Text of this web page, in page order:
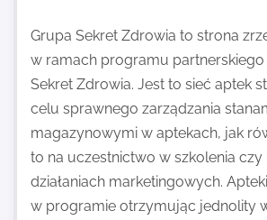
Najnowsze
Kontakt
Grupa Sekret Zdrowia to strona
w ramach programu
Sekret Zdrowia. Jest to sieć aptek
celu sprawnego zarządzania
magazynowymi w aptekach, jak
to na uczestnictwo w szkolenia czy
działaniach marketingowych.
w programie otrzymując jednolity